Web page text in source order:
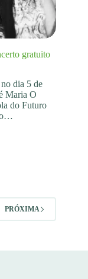
gratuito
dia 5 de
Maria O
do Futuro
PRÓXIMA